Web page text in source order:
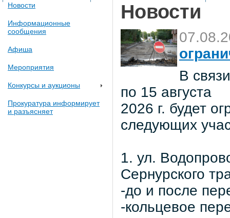
Новости
Информационные
сообщения
Афиша
Мероприятия
Конкурсы и аукционы
Прокуратура информирует
и разъясняет
Новости
В
по 15 августа
2026 г. будет
следующих
1. ул.
Сернурского
-до и после
-кольцевое